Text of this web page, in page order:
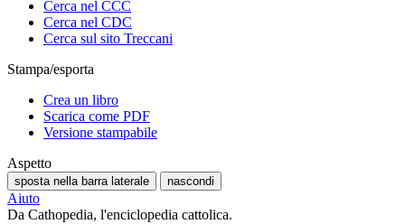
Cerca nel CCC
Cerca nel CDC
Cerca sul sito Treccani
Stampa/esporta
Crea un libro
Scarica come PDF
Versione stampabile
Aspetto
sposta nella barra laterale nascondi
Aiuto
Da Cathopedia, l'enciclopedia cattolica.